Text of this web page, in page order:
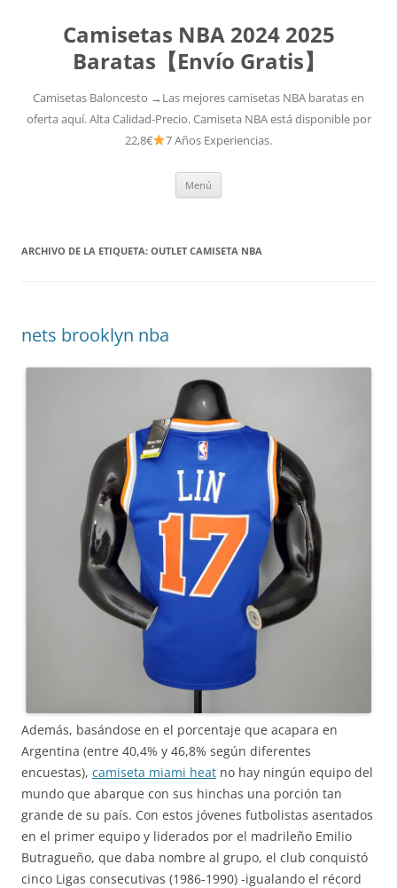
Camisetas NBA 2024 2025
Baratas【Envío Gratis】
Camisetas Baloncesto →Las mejores camisetas NBA baratas en
oferta aquí. Alta Calidad-Precio. Camiseta NBA está disponible por
22,8€
7 Años Experiencias.
Menú
ARCHIVO DE LA ETIQUETA: OUTLET CAMISETA NBA
nets brooklyn nba
Además, basándose en el porcentaje que acapara en
Argentina (entre 40,4% y 46,8% según diferentes
encuestas), camiseta miami heat no hay ningún equipo del
mundo que abarque con sus hinchas una porción tan
grande de su país. Con estos jóvenes futbolistas asentados
en el primer equipo y liderados por el madrileño Emilio
Butragueño, que daba nombre al grupo, el club conquistó
cinco Ligas consecutivas (1986-1990) -igualando el récord